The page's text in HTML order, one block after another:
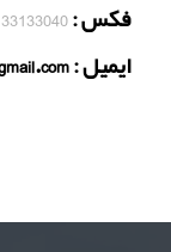
فکس :
ایمیل : mirzasugar.co@gmail.com